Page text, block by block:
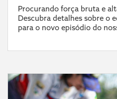
Procurando força bruta e
Descubra detalhes sobre o
para o novo episódio do